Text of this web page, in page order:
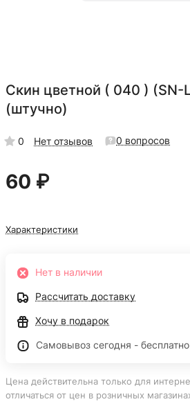
Скин цветной ( 040 ) (SN-
(штучно)
0 Нет отзывов 0 вопросов
60 ₽
Характеристики
Нет в наличии
Рассчитать доставку
Хочу в подарок
Самовывоз сегодня - бесплатно
Цена действительна только для
отличаться от цен в розничных